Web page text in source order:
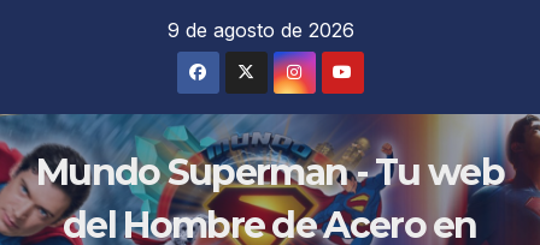
9 de agosto de 2026
Mundo Superman - Tu web
del Hombre de Acero en